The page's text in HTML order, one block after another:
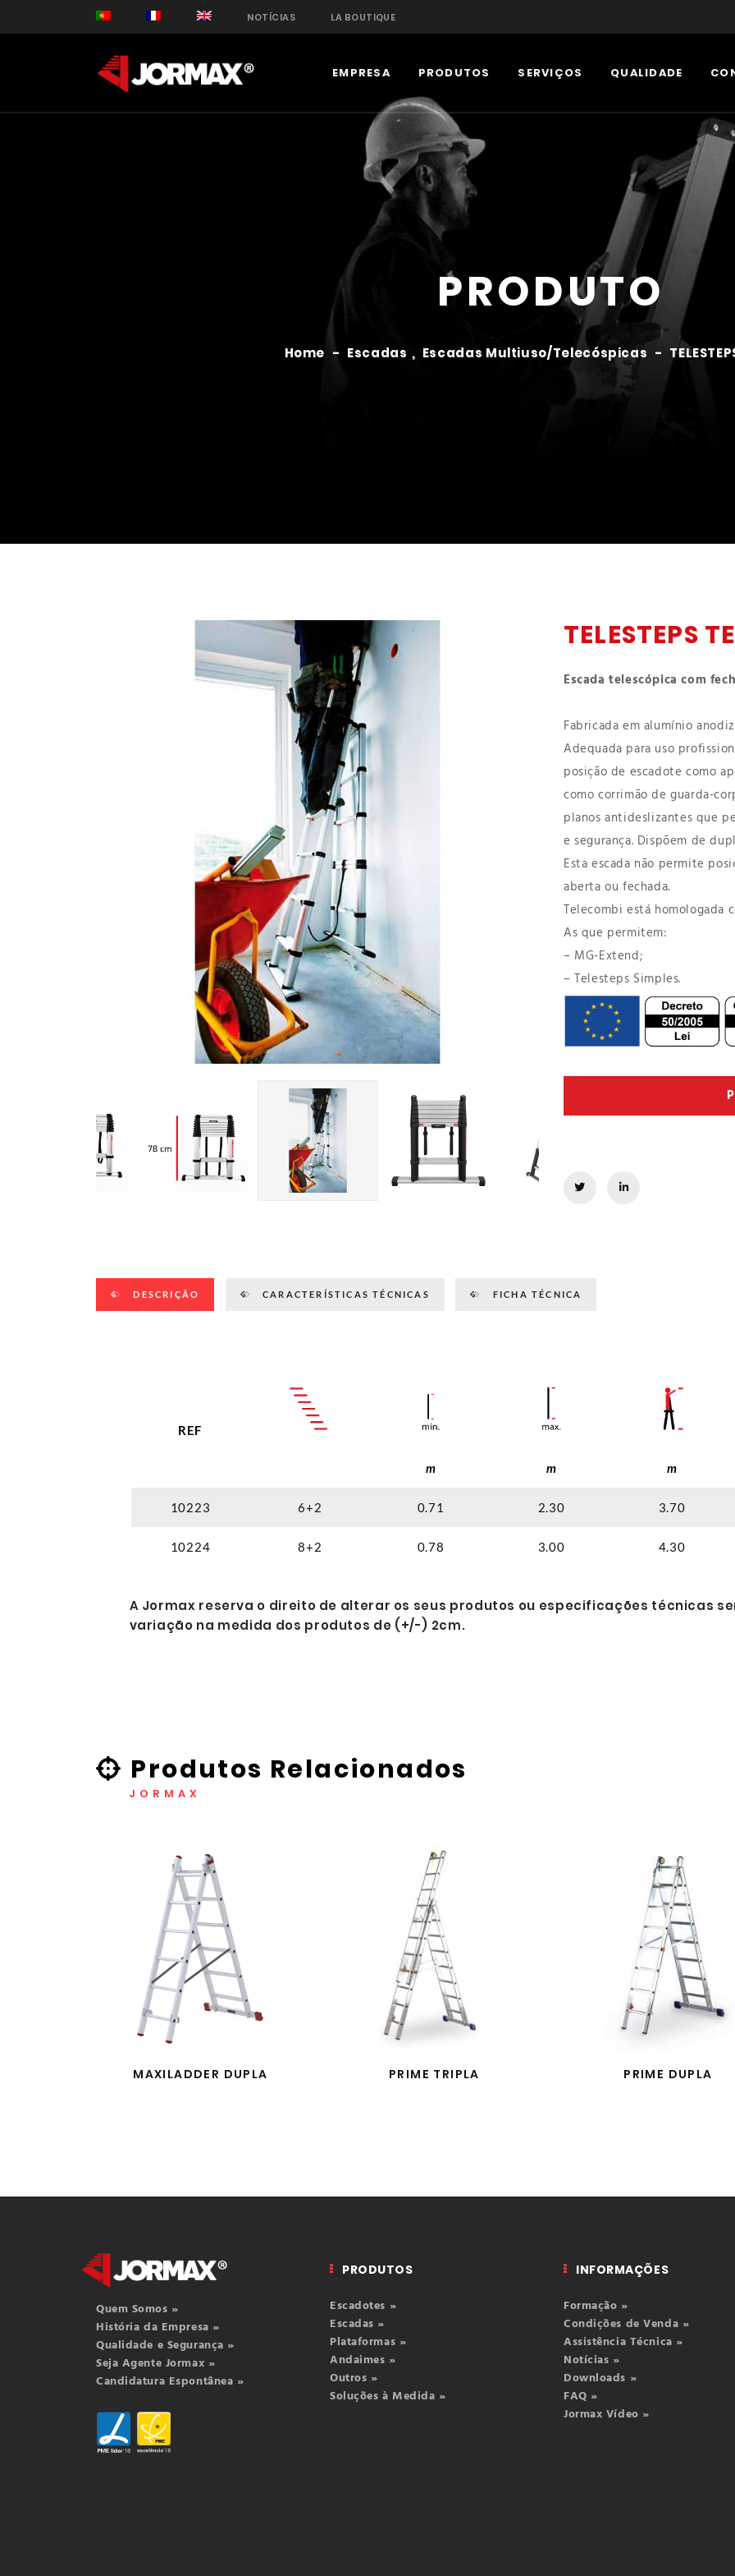
NOTÍCIAS LA BOUTIQUE
EMPRESA PRODUTOS SERVIÇOS QUALIDADE
PRODUTO
Home - Escadas , Escadas Multiuso/Telecóspicas -
TELESTEPS
Escada telescópica com
Fabricada em alumínio
Adequada para uso
posição de escadote como
como corrimão de guarda-
planos antideslizantes que
e segurança. Dispõem de
Esta escada não permite
aberta ou fechada.
Telecombi está homologada
As que permitem:
– MG-Extend;
– Telesteps Simples.
DESCRIÇÃO CARACTERÍSTICAS TÉCNICAS FICHA TÉCNICA
REF
m m m
10223 6+2 0.71 2.30 3.70
10224 8+2 0.78 3.00 4.30
A Jormax reserva o direito de alterar os seus produtos ou especificações técnicas
variação na medida dos produtos de (+/-) 2cm.
Produtos Relacionados
JORMAX
MAXILADDER DUPLA PRIME TRIPLA PRIME DUPLA
Quem Somos »
História da Empresa »
Qualidade e Segurança »
Seja Agente Jormax »
Candidatura Espontânea »
PRODUTOS
Escadotes »
Escadas »
Plataformas »
Andaimes »
Outros »
Soluções à Medida »
INFORMAÇÕES
Formação »
Condições de Venda »
Assistência Técnica »
Notícias »
Downloads »
FAQ »
Jormax Vídeo »